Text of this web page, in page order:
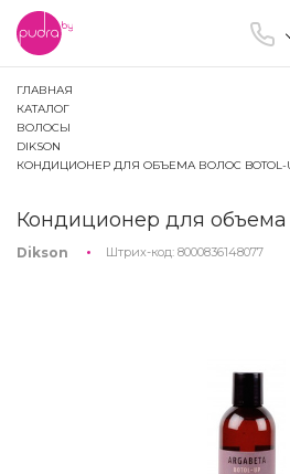
ГЛАВНАЯ
КАТАЛОГ
ВОЛОСЫ
DIKSON
КОНДИЦИОНЕР ДЛЯ ОБЪЕМА ВОЛОС BOTOL-
Кондиционер для объема
Dikson Штрих-код: 8000836148077